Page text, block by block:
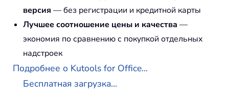
версия — без регистрации и кредитной карты
Лучшее соотношение цены и качества —
экономия по сравнению с покупкой отдельных
надстроек
Подробнее о Kutools for Office...
Бесплатная загрузка...